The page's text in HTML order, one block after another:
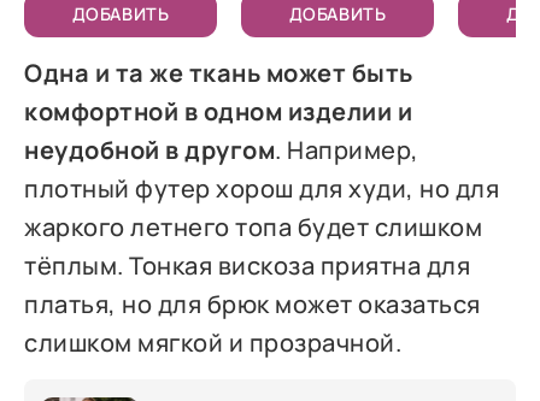
ДОБАВИТЬ ДОБАВИТЬ
Одна и та же ткань может быть
комфортной в одном изделии и
неудобной в другом. Например,
плотный футер хорош для худи, но для
жаркого летнего топа будет слишком
тёплым. Тонкая вискоза приятна для
платья, но для брюк может оказаться
слишком мягкой и прозрачной.